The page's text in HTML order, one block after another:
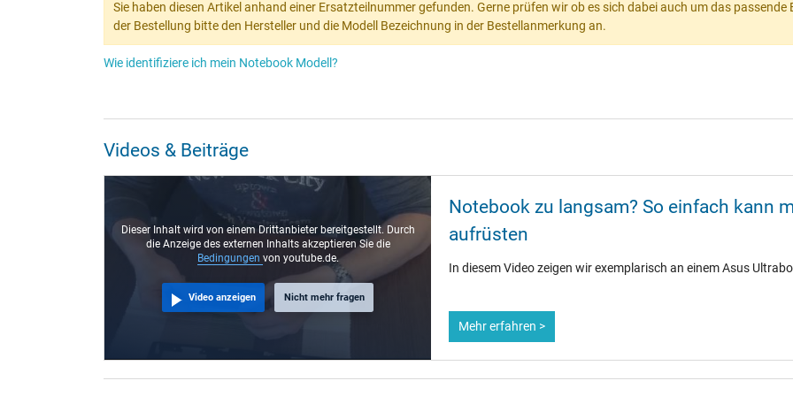
Sie haben diesen Artikel anhand einer Ersatzteilnummer gefunden. Gerne prüfen wir ob es sich dabei auch um das
der Bestellung bitte den Hersteller und die Modell Bezeichnung in der Bestellanmerkung an.
Wie identifiziere ich mein Notebook Modell?
Videos & Beiträge
Dieser Inhalt wird von einem Drittanbieter bereitgestellt. Durch
die Anzeige des externen Inhalts akzeptieren Sie die
Bedingungen von youtube.de.
Video anzeigen Nicht mehr fragen
Notebook zu langsam? So einfach kann
aufrüsten
In diesem Video zeigen wir exemplarisch an einem Asus
Mehr erfahren >